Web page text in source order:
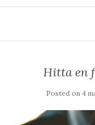
Hitta en
Posted on 4